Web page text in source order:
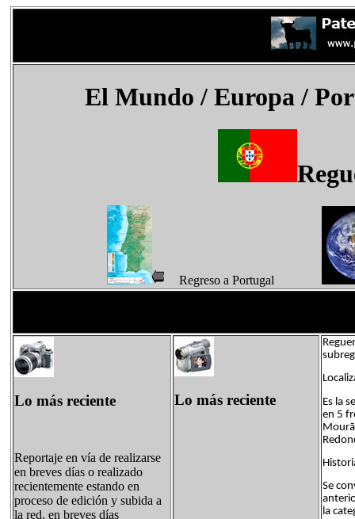
El Mundo/ Europa /
Regreso a Portugal
Lo más reciente
Reportaje en vía de realizarse
en breves días o realizado
recientemente estando en
proceso de edición y subida a
la red, en breves días
Lo más reciente
Es la
en 5
Se
la